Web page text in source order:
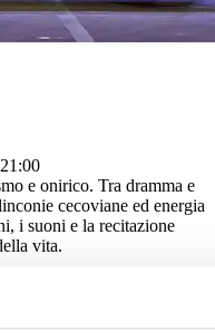
e onirico. Tra dramma e
cecoviane ed energia
i suoni e la recitazione
vita.